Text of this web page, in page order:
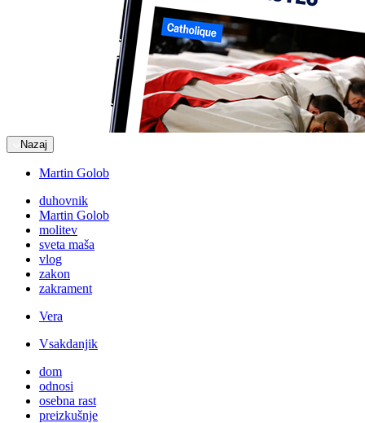
Nazaj
Martin Golob
duhovnik
Martin Golob
molitev
sveta maša
vlog
zakon
zakrament
Vera
Vsakdanjik
dom
odnosi
osebna rast
preizkušnje